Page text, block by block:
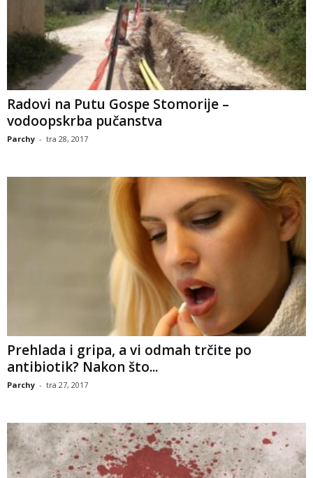
Radovi na Putu Gospe Stomorije –
vodoopskrba pučanstva
Parchy - tra 28, 2017
Prehlada i gripa, a vi odmah trčite po
antibiotik? Nakon što...
Parchy - tra 27, 2017